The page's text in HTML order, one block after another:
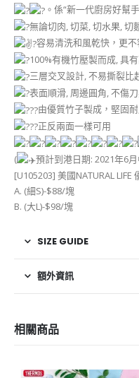
。係“新一代廚房好幫
無論切肉, 切菜, 切水果, 切
容易清洗和風乾快，更不
100%有機竹壓製而成, 具
三層交叉設計, 不易撕裂比
表面順滑, 周邊圓角, 不傷
由優質竹子製成，堅固
正反兩面一樣可用
( 預計到港日期: 2021年6
[U105203] 美國NATURAL LIFE
A. (細S)-$88/塊
B. (大L)-$98/塊
SIZE GUIDE
額外資訊
相關商品